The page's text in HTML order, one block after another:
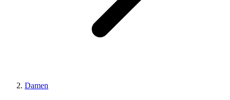
Damen